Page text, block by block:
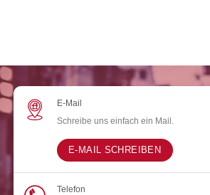
E-Mail
Schreibe uns einfach ein Mail.
E-MAIL SCHREIBEN
Telefon